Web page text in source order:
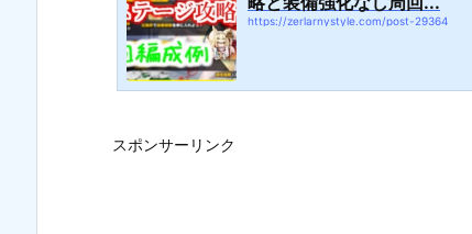
https://zerlarnystyle.com/post-29364
スポンサーリンク